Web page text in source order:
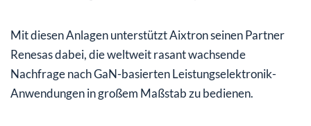
Mit diesen Anlagen unterstützt Aixtron seinen Partner
Renesas dabei, die weltweit rasant wachsende
Nachfrage nach GaN-basierten Leistungselektronik-
Anwendungen in großem Maßstab zu bedienen.